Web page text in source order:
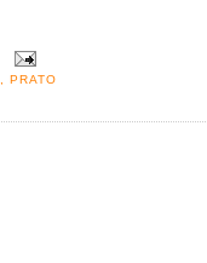
,PRATO